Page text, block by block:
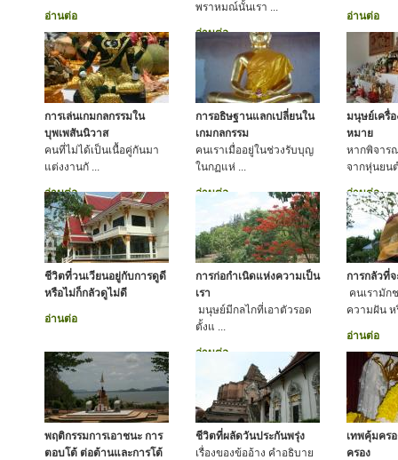
อ่านต่อ
พราหมณ์นั้นเรา ...
อ่านต่อ
อ่านต่อ
การเล่นเกมกลกรรมใน
บุพเพสันนิวาส
คนที่ไม่ได้เป็นเนื้อคู่กันมา
แต่งงานกั ...
อ่านต่อ
การอธิษฐานแลกเปลี่ยนใน
เกมกลกรรม
คนเราเมื่ออยู่ในช่วงรับบุญ
ในกฏแห่ ...
อ่านต่อ
มนุษย์เครื่
หมาย
หากพิจาร
จากหุ่นยน
อ่านต่อ
ชีวิตที่วนเวียนอยู่กับการดูดี
หรือไม่ก็กลัวดูไม่ดี
อ่านต่อ
การก่อกำเนิดแห่งความเป็น
เรา
มนุษย์มีกลไกที่เอาตัวรอด
ตั้งแ ...
อ่านต่อ
การกลัวที่จ
คนเรามัก
ความฝัน ห
อ่านต่อ
พฤติกรรมการเอาชนะ การ
ตอบโต้ ต่อต้านและการโต้
ชีวิตที่ผลัดวันประกันพรุ่ง
เรื่องของข้ออ้าง คำอธิบาย
เทพคุ้มคร
ครอง